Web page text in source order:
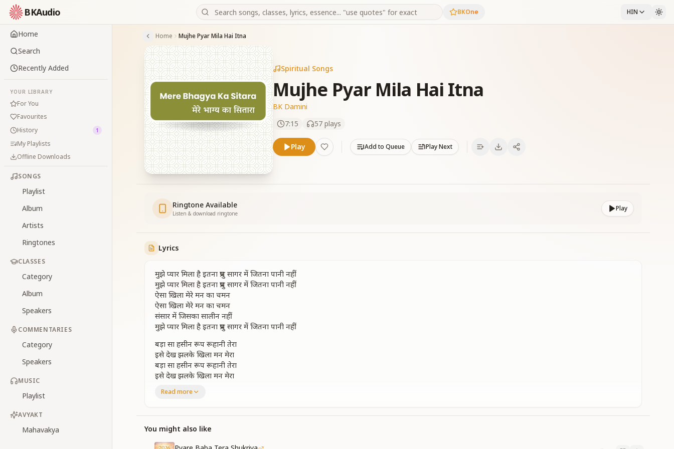
BKAudio BKOne HIN
Home
Search
Recently Added
YOUR LIBRARY
For You
Favourites
History
1
My Playlists
Offline Downloads
SONGS
Playlist
Album
Artists
Ringtones
CLASSES
Category
Album
Speakers
COMMENTARIES
Category
Speakers
MUSIC
Playlist
AVYAKT
Mahavakya
Home Mujhe Pyar Mila Hai Itna
Spiritual Songs
Mujhe Pyar Mila Hai Itna
BK Damini
7:15
57 plays
Play Add to Queue Play Next
Ringtone Available
Listen & download ringtone
Play
Lyrics
मुझे प्यार मिला है इतना प्रभु सागर में जितना पानी नहीं
मुझे प्यार मिला है इतना प्रभु सागर में जितना पानी नहीं
ऐसा खिला मेरे मन का चमन
ऐसा खिला मेरे मन का चमन
संसार में जिसका सालीन नहीं
मुझे प्यार मिला है इतना प्रभु सागर में जितना पानी नहीं
बड़ा सा हसीन रूप रूहानी तेरा
इसे देख झलके खिला मन मेरा
बड़ा सा हसीन रूप रूहानी तेरा
इसे देख झलके खिला मन मेरा
ऐसा खिला मेरे मन का चमन
संसार में जिसका सालिन नहीं
मुझे प्यार मिला है इतना प्रभु सागर में जितना पानी नहीं
तेरी मुरली में बाबा है मिस्त्री घुली
Read more
You might also like